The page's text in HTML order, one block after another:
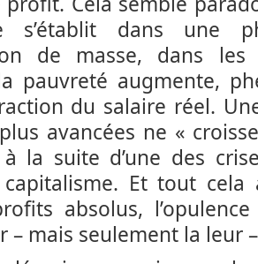
s’établit dans une
de masse, dans
pauvreté augmente,
du salaire réel.
avancées ne «
à la suite d’une des
capitalisme. Et tout
absolus,
– mais seulement la leur